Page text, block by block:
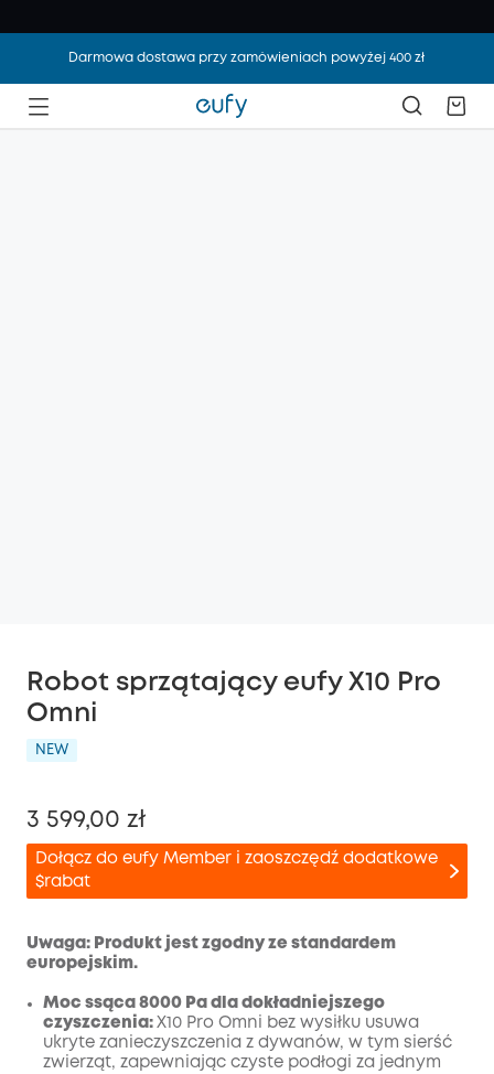
Darmowa dostawa przy zamówieniach powyżej 400 zł
Robot sprzątający eufy X10 Pro
Omni
NEW
3 599,00 zł
Dołącz do eufy Member i zaoszczędź dodatkowe
$rabat
Wyłączony
Kod:
KOPIA
Uwaga: Produkt jest zgodny ze standardem
europejskim.
Moc ssąca 8000 Pa dla dokładniejszego
czyszczenia: X10 Pro Omni
bez wysiłku usuwa
ukryte zanieczyszczenia z dywanów, w tym sierść
zwierząt, zapewniając czyste podłogi za jednym